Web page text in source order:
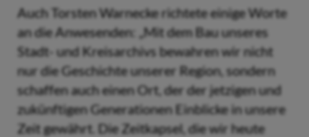
Auch Torsten Warnecke richtete einige Worte
an die Anwesenden: „Mit dem Bau unseres
Stadt- und Kreisarchivs bewahren wir nicht
nur die Geschichte unserer Region, sondern
schaffen auch einen Ort, der der jetzigen und
zukünftigen Generationen Einblicke in unsere
Zeit gewährt. Die Zeitkapsel, die wir heute